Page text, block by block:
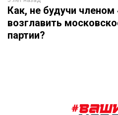
Как, не будучи членом
возглавить
партии?